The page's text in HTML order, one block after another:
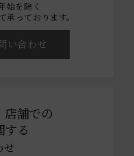
始を除く
っております。
い合わせ
店舗での
する
せ